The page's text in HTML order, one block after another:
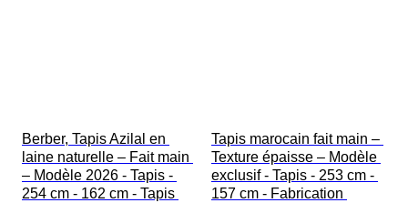
Berber, Tapis Azilal en
laine naturelle – Fait main
– Modèle 2026 - Tapis -
254 cm - 162 cm - Tapis
Tapis marocain fait main –
Texture épaisse – Modèle
exclusif - Tapis - 253 cm -
157 cm - Fabrication